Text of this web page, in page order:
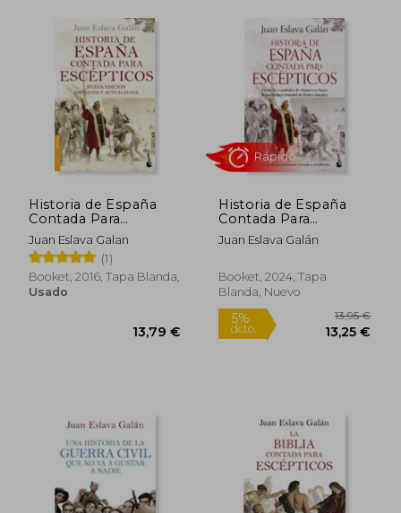
11,35 € dcto.
5%
dcto. 20,80 €
Rápido
5%
dcto.
Rápido
Historia de España
Contada Para
Escepticos
Juan Eslava Galan
(1)
Booket, 2016, Tapa Blanda,
Usado
Historia de España
Contada Para
Escépticos: Desde los
Caníbales de
Investidura Triunfal de
Pedro Sánchez
Juan Eslava Galán
Booket, 2024, Tapa
Blanda, Nuevo